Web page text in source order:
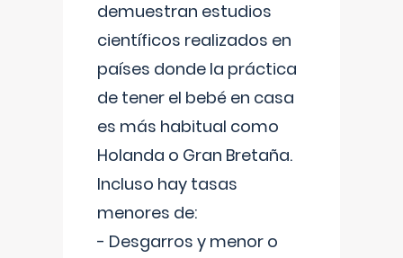
demuestran estudios
científicos realizados en
países donde la práctica
de tener el bebé en casa
es más habitual como
Holanda o Gran Bretaña.
Incluso hay tasas
menores de:
- Desgarros y menor o